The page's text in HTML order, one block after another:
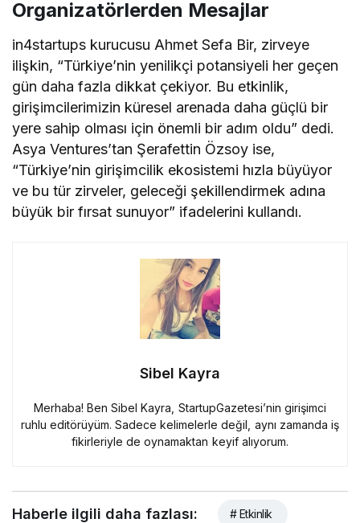
Organizatörlerden Mesajlar
in4startups kurucusu Ahmet Sefa Bir, zirveye
ilişkin, “Türkiye’nin yenilikçi potansiyeli her geçen
gün daha fazla dikkat çekiyor. Bu etkinlik,
girişimcilerimizin küresel arenada daha güçlü bir
yere sahip olması için önemli bir adım oldu” dedi.
Asya Ventures’tan Şerafettin Özsoy ise,
“Türkiye’nin girişimcilik ekosistemi hızla büyüyor
ve bu tür zirveler, geleceği şekillendirmek adına
büyük bir fırsat sunuyor” ifadelerini kullandı.
Sibel Kayra
Merhaba! Ben Sibel Kayra, StartupGazetesi’nin girişimci
ruhlu editörüyüm. Sadece kelimelerle değil, aynı zamanda iş
fikirleriyle de oynamaktan keyif alıyorum.
Haberle ilgili daha fazlası: # Etkinlik